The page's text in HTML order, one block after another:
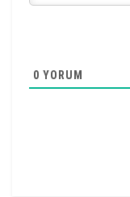
0 YORUM